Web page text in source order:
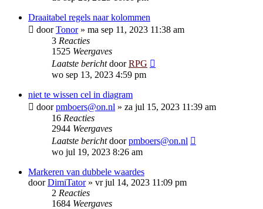
Draaitabel regels naar kolommen
doorTonor» ma sep 11, 2023 11:38 am
3 Reacties
1525 Weergaves
Laatste berichtdoorRPG
wo sep 13, 2023 4:59 pm
niet te wissen cel in diagram
doorpmboers@on.nl » za jul 15, 2023 11:39 am
16 Reacties
2944 Weergaves
Laatste berichtdoorpmboers@on.nl
wo jul 19, 2023 8:26 am
Markeren van dubbele waardes
doorDimiTator» vr jul 14, 2023 11:09 pm
2 Reacties
1684 Weergaves